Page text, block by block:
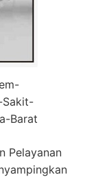
Sakit-
Barat
Pelayanan